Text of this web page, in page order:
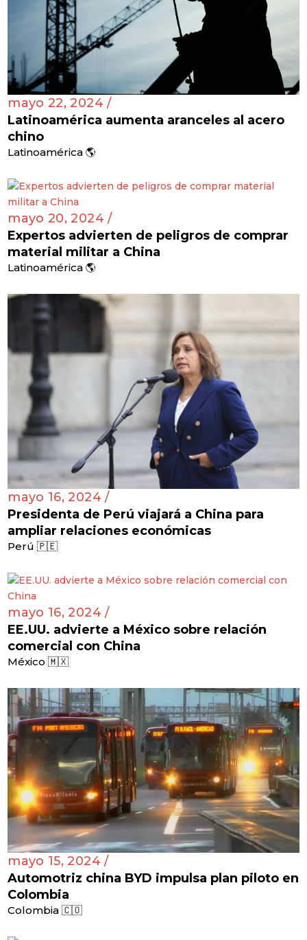
mayo 22, 2024 /
Latinoamérica aumenta aranceles al acero
chino
Latinoamérica 🌎
mayo 20, 2024 /
Expertos advierten de peligros de comprar
material militar a China
Latinoamérica 🌎
mayo 16, 2024 /
Presidenta de Perú viajará a China para
ampliar relaciones económicas
Perú 🇵🇪
mayo 16, 2024 /
EE.UU. advierte a México sobre relación
comercial con China
México 🇲🇽
mayo 15, 2024 /
Automotriz china BYD impulsa plan piloto en
Colombia
Colombia 🇨🇴